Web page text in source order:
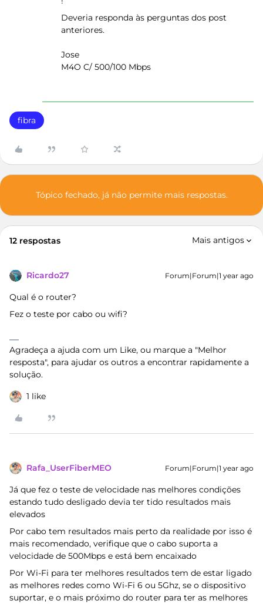
Deveria responda às perguntas dos post
anteriores.
Jose
M4O C/ 500/100 Mbps
fibra
Tópico fechado, já não permite mais respostas.
12 respostas Mais antigos
Ricardo27 Forum|Forum|1 year ago
Qual é o router?
Fez o teste por cabo ou wifi?
Agradeça a ajuda com um Like, ou marque a "Melhor
resposta", para ajudar os outros a encontrar rapidamente a
solução.
1 like
Rafa_UserFiberMEO Forum|Forum|1 year ago
Já que fez o teste de velocidade nas melhores condições
estando tudo desligado devia ter tido resultados mais
elevados
Por cabo tem resultados mais perto da realidade por isso é
mais recomendado, verifique que o cabo suporta a
velocidade de 500Mbps e está bem encaixado
Por Wi-Fi para ter melhores resultados tem de estar ligado
as melhores redes como Wi-Fi 6 ou 5Ghz, se o dispositivo
suportar, e o mais próximo do router para ter as melhores